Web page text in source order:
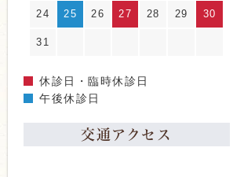
24 25 26 27 28 29 30
31
休診日・臨時休診日
午後休診日
交通アクセス